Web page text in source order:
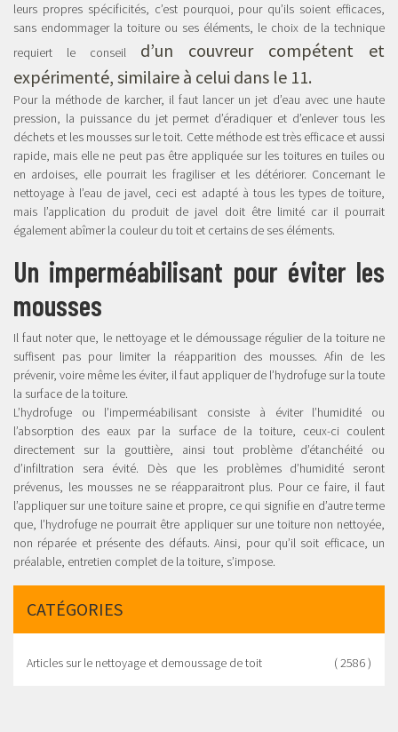
leurs propres spécificités, c’est pourquoi, pour qu’ils soient efficaces,
sans endommager la toiture ou ses éléments, le choix de la technique
requiert le conseil d’un couvreur compétent et
expérimenté, similaire à celui dans le 11.
Pour la méthode de karcher, il faut lancer un jet d’eau avec une haute
pression, la puissance du jet permet d’éradiquer et d’enlever tous les
déchets et les mousses sur le toit. Cette méthode est très efficace et aussi
rapide, mais elle ne peut pas être appliquée sur les toitures en tuiles ou
en ardoises, elle pourrait les fragiliser et les détériorer. Concernant le
nettoyage à l’eau de javel, ceci est adapté à tous les types de toiture,
mais l’application du produit de javel doit être limité car il pourrait
également abîmer la couleur du toit et certains de ses éléments.
Un imperméabilisant pour éviter les
mousses
Il faut noter que, le nettoyage et le démoussage régulier de la toiture ne
suffisent pas pour limiter la réapparition des mousses. Afin de les
prévenir, voire même les éviter, il faut appliquer de l’hydrofuge sur la toute
la surface de la toiture.
L’hydrofuge ou l’imperméabilisant consiste à éviter l’humidité ou
l’absorption des eaux par la surface de la toiture, ceux-ci coulent
directement sur la gouttière, ainsi tout problème d’étanchéité ou
d’infiltration sera évité. Dès que les problèmes d’humidité seront
prévenus, les mousses ne se réapparaitront plus. Pour ce faire, il faut
l’appliquer sur une toiture saine et propre, ce qui signifie en d’autre terme
que, l’hydrofuge ne pourrait être appliquer sur une toiture non nettoyée,
non réparée et présente des défauts. Ainsi, pour qu’il soit efficace, un
préalable, entretien complet de la toiture, s’impose.
CATÉGORIES
Articles sur le nettoyage et demoussage de toit ( 2586 )